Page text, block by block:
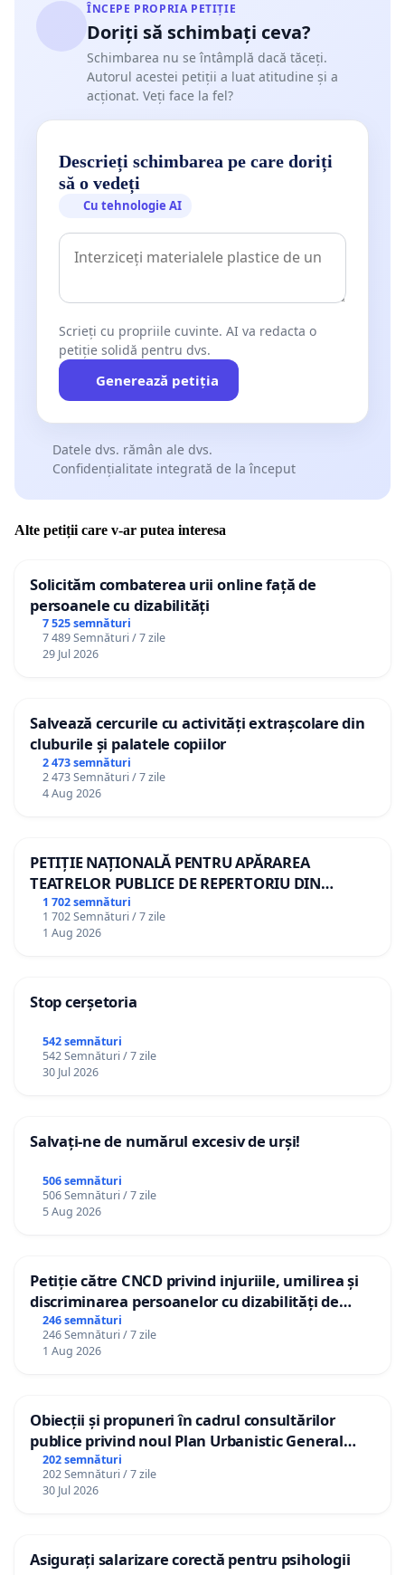
ÎNCEPE PROPRIA PETIȚIE
Doriți să schimbați ceva?
Schimbarea nu se întâmplă dacă tăceți.
Autorul acestei petiții a luat atitudine și a
acționat. Veți face la fel?
Descrieți schimbarea pe care doriți
să o vedeți
Cu tehnologie AI
Scrieți cu propriile cuvinte. AI va redacta o
petiție solidă pentru dvs.
Generează petiția
Datele dvs. rămân ale dvs.
Confidențialitate integrată de la început
Alte petiții care v-ar putea interesa
Solicităm combaterea urii online față de
persoanele cu dizabilități
7 525 semnături
7 489 Semnături / 7 zile
29 Jul 2026
Salvează cercurile cu activități extrașcolare din
cluburile și palatele copiilor
2 473 semnături
2 473 Semnături / 7 zile
4 Aug 2026
PETIȚIE NAȚIONALĂ PENTRU APĂRAREA
TEATRELOR PUBLICE DE REPERTORIU DIN
ROMÂNIA
1 702 semnături
1 702 Semnături / 7 zile
1 Aug 2026
Stop cerșetoria
542 semnături
542 Semnături / 7 zile
30 Jul 2026
Salvați-ne de numărul excesiv de urși!
506 semnături
506 Semnături / 7 zile
5 Aug 2026
Petiție către CNCD privind injuriile, umilirea și
discriminarea persoanelor cu dizabilități de
către utilizatorul TikTok „Gorici”
246 semnături
246 Semnături / 7 zile
1 Aug 2026
Obiecții și propuneri în cadrul consultărilor
publice privind noul Plan Urbanistic General
(PUG) Ialoveni
202 semnături
202 Semnături / 7 zile
30 Jul 2026
Asigurați salarizare corectă pentru psihologii